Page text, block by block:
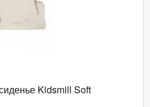
Kidsmill Soft